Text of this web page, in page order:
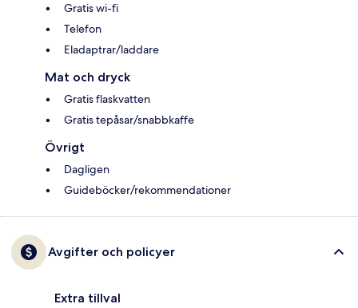
Gratis wi-fi
Telefon
Eladaptrar/laddare
Mat och dryck
Gratis flaskvatten
Gratis tepåsar/snabbkaffe
Övrigt
Dagligen
Guideböcker/rekommendationer
Avgifter och policyer
Extra tillval